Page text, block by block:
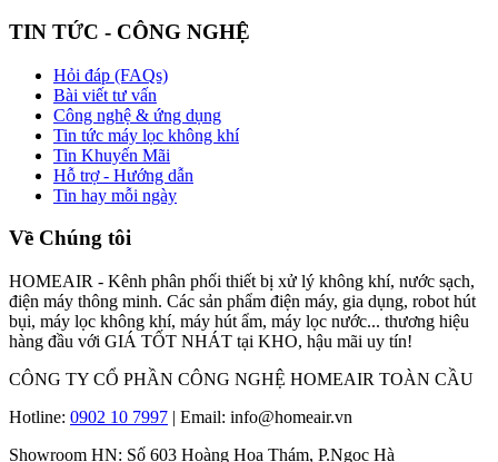
TIN TỨC - CÔNG NGHỆ
Hỏi đáp (FAQs)
Bài viết tư vấn
Công nghệ & ứng dụng
Tin tức máy lọc không khí
Tin Khuyến Mãi
Hỗ trợ - Hướng dẫn
Tin hay mỗi ngày
Về Chúng tôi
HOMEAIR - Kênh phân phối thiết bị xử lý không khí, nước sạch,
điện máy thông minh. Các sản phẩm điện máy, gia dụng, robot hút
bụi, máy lọc không khí, máy hút ẩm, máy lọc nước... thương hiệu
hàng đầu với GIÁ TỐT NHÁT tại KHO, hậu mãi uy tín!
CÔNG TY CỔ PHẦN CÔNG NGHỆ HOMEAIR TOÀN CẦU
Hotline: 0902 10 7997 | Email: info@homeair.vn
Showroom HN: Số 603 Hoàng Hoa Thám, P.Ngọc Hà